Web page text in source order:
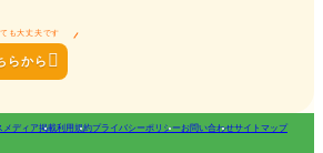
も大丈夫です
らから 
メディア掲載利用規約プライバシーポリシーお問い合わせサイトマップ